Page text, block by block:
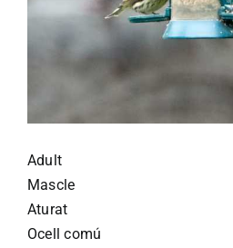
Adult
Mascle
Aturat
Ocell comú